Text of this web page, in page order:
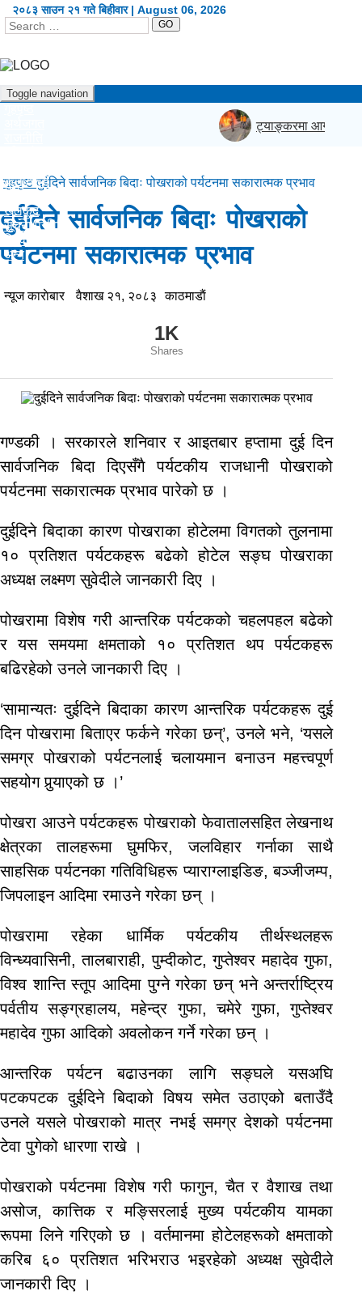
२०८३ साउन २१ गते बिहीवार | August 06, 2026
GO
Toggle navigation
कला/शैली
खेलकुद
सूचना/प्रविधि
विश्व
अन्य
English
ट्याङ्करमा आगलागी
गृहपृष्ठ दुईदिने सार्वजनिक बिदाः पोखराको पर्यटनमा सकारात्मक प्रभाव
दुईदिने सार्वजनिक बिदाः पोखराको
पर्यटनमा सकारात्मक प्रभाव
न्यूज काराेबार वैशाख २१, २०८३ काठमाडाैं
1K
Shares
गण्डकी । सरकारले शनिवार र आइतबार हप्तामा दुई दिन
सार्वजनिक बिदा दिएसँगै पर्यटकीय राजधानी पोखराको
पर्यटनमा सकारात्मक प्रभाव पारेको छ ।
दुईदिने बिदाका कारण पोखराका होटेलमा विगतको तुलनामा
१० प्रतिशत पर्यटकहरू बढेको होटेल सङ्घ पोखराका
अध्यक्ष लक्ष्मण सुवेदीले जानकारी दिए ।
पोखरामा विशेष गरी आन्तरिक पर्यटकको चहलपहल बढेको
र यस समयमा क्षमताको १० प्रतिशत थप पर्यटकहरू
बढिरहेको उनले जानकारी दिए ।
‘सामान्यतः दुईदिने बिदाका कारण आन्तरिक पर्यटकहरू दुई
दिन पोखरामा बिताएर फर्कने गरेका छन्’, उनले भने, ‘यसले
समग्र पोखराको पर्यटनलाई चलायमान बनाउन महत्त्वपूर्ण
सहयोग पुर्‍याएको छ ।’
पोखरा आउने पर्यटकहरू पोखराको फेवातालसहित लेखनाथ
क्षेत्रका तालहरूमा घुमफिर, जलविहार गर्नाका साथै
साहसिक पर्यटनका गतिविधिहरू प्याराग्लाइडिङ, बञ्जीजम्प,
जिपलाइन आदिमा रमाउने गरेका छन् ।
पोखरामा रहेका धार्मिक पर्यटकीय तीर्थस्थलहरू
विन्ध्यवासिनी, तालबाराही, पुम्दीकोट, गुप्तेश्वर महादेव गुफा,
विश्व शान्ति स्तूप आदिमा पुग्ने गरेका छन् भने अन्तर्राष्ट्रिय
पर्वतीय सङ्ग्रहालय, महेन्द्र गुफा, चमेरे गुफा, गुप्तेश्वर
महादेव गुफा आदिको अवलोकन गर्ने गरेका छन् ।
आन्तरिक पर्यटन बढाउनका लागि सङ्घले यसअघि
पटकपटक दुईदिने बिदाको विषय समेत उठाएको बताउँदै
उनले यसले पोखराको मात्र नभई समग्र देशको पर्यटनमा
टेवा पुगेको धारणा राखे ।
पोखराको पर्यटनमा विशेष गरी फागुन, चैत र वैशाख तथा
असोज, कात्तिक र मङ्सिरलाई मुख्य पर्यटकीय यामका
रूपमा लिने गरिएको छ । वर्तमानमा होटेलहरूको क्षमताको
करिब ६० प्रतिशत भरिभराउ भइरहेको अध्यक्ष सुवेदीले
जानकारी दिए ।